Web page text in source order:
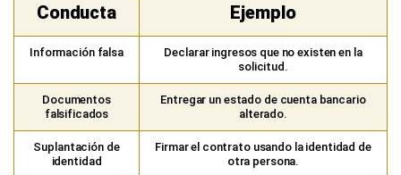
Conducta Ejemplo
Información falsa
Declarar ingresos que no existen en la
solicitud.
Documentos
falsificados
Entregar un estado de cuenta bancario
alterado.
Suplantación de
identidad
Firmar el contrato usando la identidad de
otra persona.